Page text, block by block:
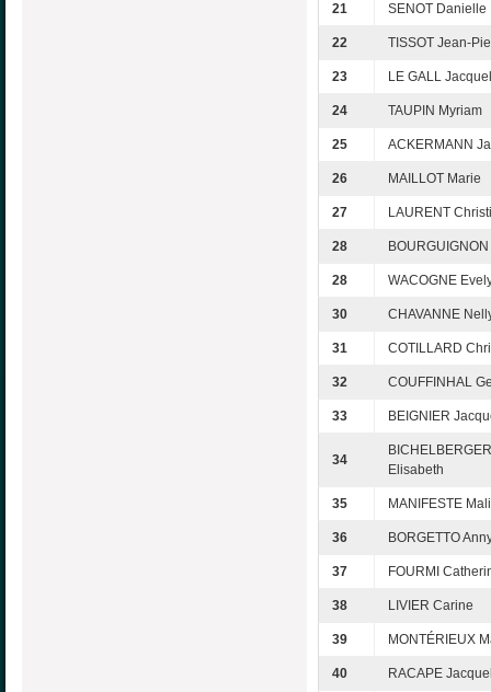
21 SENOT Danielle
22 TISSOT Jean-
23 LE GALL
24 TAUPIN Myriam
25 ACKERMANN
26 MAILLOT Marie
27 LAURENT
28
28 WACOGNE
30 CHAVANNE
31 COTILLARD
32 COUFFINHAL
33 BEIGNIER
34
BICHELBERGER
Elisabeth
35 MANIFESTE
36 BORGETTO
37 FOURMI
38 LIVIER Carine
39 MONTÉRIEUX
40 RACAPE